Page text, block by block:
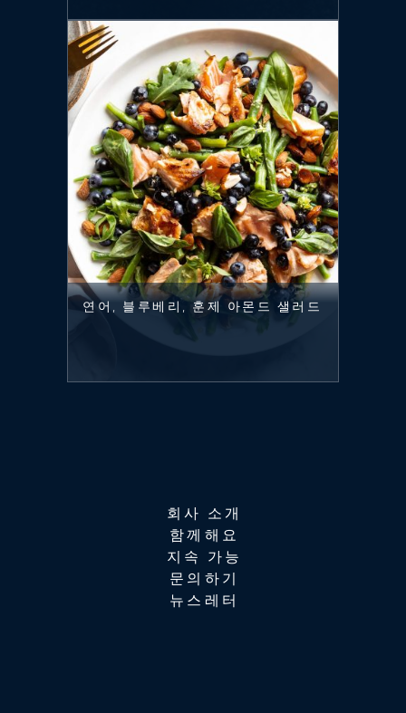
연어, 블루베리, 훈제 아몬드 샐러드
회사 소개
함께해요
지속 가능
문의하기
뉴스레터